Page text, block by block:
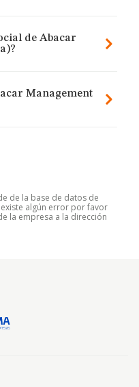
de Abacar
Management
de la base de datos de
existe algún error por favor
la empresa a la dirección